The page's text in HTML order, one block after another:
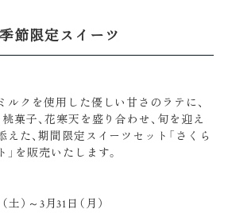
季節限定スイーツ
ルクを使用した優しい甘さのラテに、
菓子、花寒天を盛り合わせ、旬を迎え
えた、期間限定スイーツセット「さくら
を販売いたします。
土）～3月31日（月）